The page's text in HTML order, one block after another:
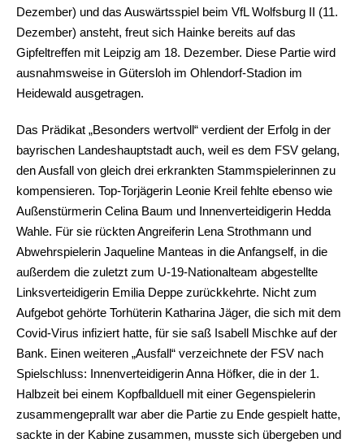
Dezember) und das Auswärtsspiel beim VfL Wolfsburg II (11.
Dezember) ansteht, freut sich Hainke bereits auf das
Gipfeltreffen mit Leipzig am 18. Dezember. Diese Partie wird
ausnahmsweise in Gütersloh im Ohlendorf-Stadion im
Heidewald ausgetragen.
Das Prädikat „Besonders wertvoll“ verdient der Erfolg in der
bayrischen Landeshauptstadt auch, weil es dem FSV gelang,
den Ausfall von gleich drei erkrankten Stammspielerinnen zu
kompensieren. Top-Torjägerin Leonie Kreil fehlte ebenso wie
Außenstürmerin Celina Baum und Innenverteidigerin Hedda
Wahle. Für sie rückten Angreiferin Lena Strothmann und
Abwehrspielerin Jaqueline Manteas in die Anfangself, in die
außerdem die zuletzt zum U-19-Nationalteam abgestellte
Linksverteidigerin Emilia Deppe zurückkehrte. Nicht zum
Aufgebot gehörte Torhüterin Katharina Jäger, die sich mit dem
Covid-Virus infiziert hatte, für sie saß Isabell Mischke auf der
Bank. Einen weiteren „Ausfall“ verzeichnete der FSV nach
Spielschluss: Innenverteidigerin Anna Höfker, die in der 1.
Halbzeit bei einem Kopfballduell mit einer Gegenspielerin
zusammengeprallt war aber die Partie zu Ende gespielt hatte,
sackte in der Kabine zusammen, musste sich übergeben und